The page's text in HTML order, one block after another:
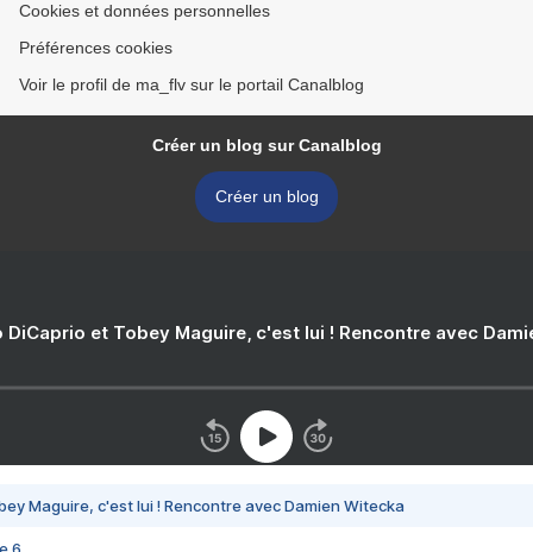
Cookies et données personnelles
Préférences cookies
Voir le profil de ma_flv sur le portail Canalblog
Créer un blog sur Canalblog
Créer un blog
DiCaprio et Tobey Maguire, c'est lui ! Rencontre avec
Maguire, c'est lui ! Rencontre avec Damien Witecka